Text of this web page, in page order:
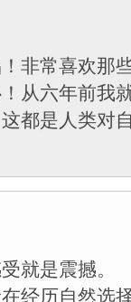
非常喜欢那
从六年前我
都是人类对
就是震撼。
经历自然选